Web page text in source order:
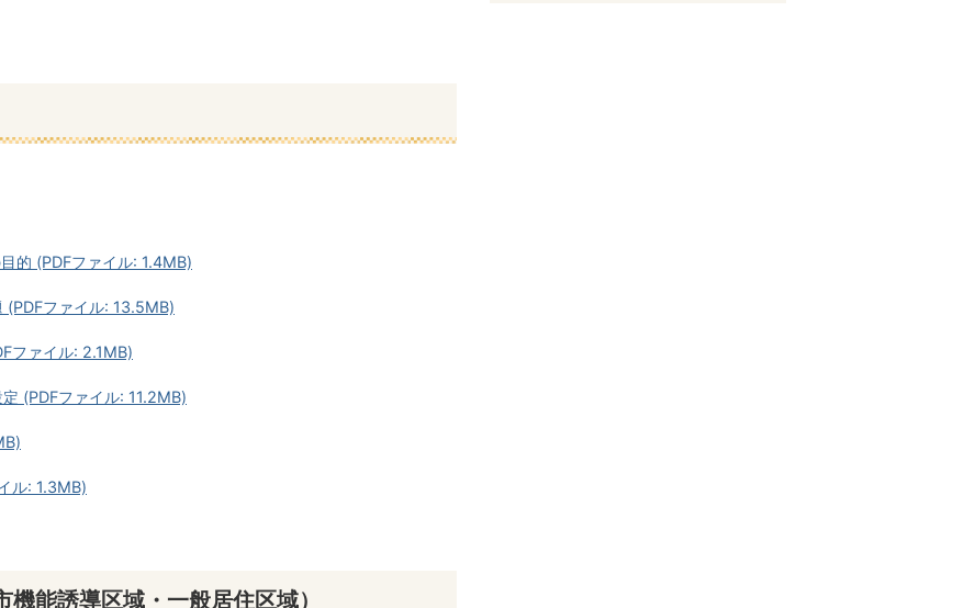
的 (PDFファイル: 1.4MB)
(PDFファイル: 13.5MB)
ファイル: 2.1MB)
(PDFファイル: 11.2MB)
ル: 1.3MB)
能誘導区域・一般居住区域）